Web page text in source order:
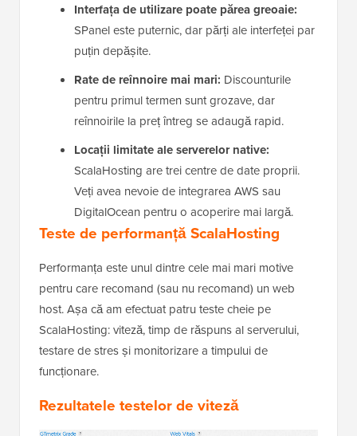
Interfața de utilizare poate părea greoaie:
SPanel este puternic, dar părți ale interfeței par
puțin depășite.
Rate de reînnoire mai mari: Discounturile
pentru primul termen sunt grozave, dar
reînnoirile la preț întreg se adaugă rapid.
Locații limitate ale serverelor native:
ScalaHosting are trei centre de date proprii.
Veți avea nevoie de integrarea AWS sau
DigitalOcean pentru o acoperire mai largă.
Teste de performanță ScalaHosting
Performanța este unul dintre cele mai mari motive
pentru care recomand (sau nu recomand) un web
host. Așa că am efectuat patru teste cheie pe
ScalaHosting: viteză, timp de răspuns al serverului,
testare de stres și monitorizare a timpului de
funcționare.
Rezultatele testelor de viteză